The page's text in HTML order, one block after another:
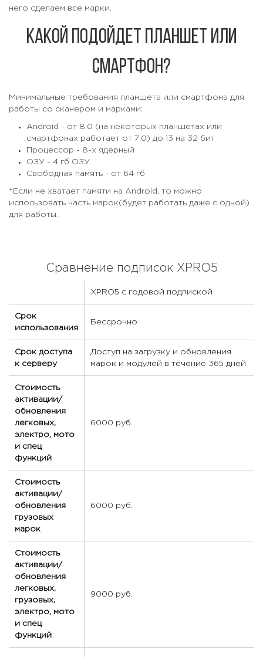
него сделаем все марки.
Какой подойдет планшет или
смартфон?
Минимальные требования планшета или смартфона для
работы со сканером и марками:
Android - от 8.0 (на некоторых планшетах или
смартфонах работает от 7.0) до 13 на 32 бит
Процессор - 8-х ядерный
ОЗУ - 4 гб ОЗУ
Свободная память - от 64 гб
*Если не хватает памяти на Android, то можно
использовать часть марок(будет работать даже с одной)
для работы.
Сравнение подписок XPRO5
XPRO5 с годовой подпиской
Срок
использования
Бессрочно
Срок доступа
к серверу
Доступ на загрузку и обновления
марок и модулей в течение 365 дней
Стоимость
активации/
обновления
легковых,
электро, мото
и спец
функций
6000 руб.
Стоимость
активации/
обновления
грузовых
марок
6000 руб.
Стоимость
активации/
обновления
легковых,
грузовых,
электро, мото
и спец
функций
9000 руб.